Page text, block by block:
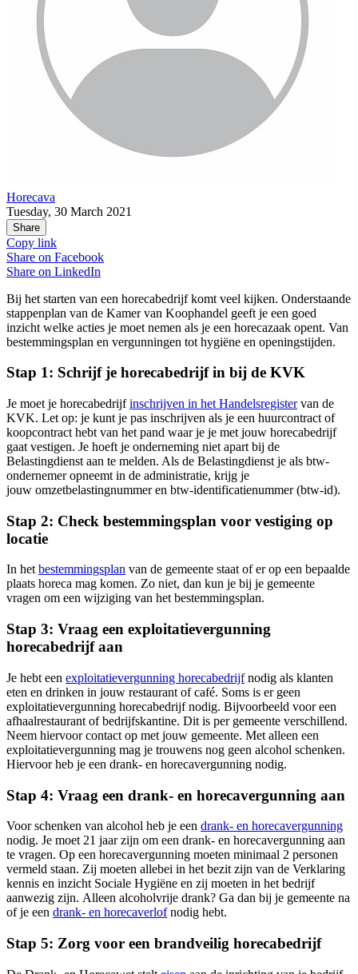
Horecava
Tuesday, 30 March 2021
Share
Copy link
Share on Facebook
Share on LinkedIn
Bij het starten van een horecabedrijf komt veel kijken. Onderstaande
stappenplan van de Kamer van Koophandel geeft je een goed
inzicht welke acties je moet nemen als je een horecazaak opent. Van
bestemmingsplan en vergunningen tot hygiëne en openingstijden.
Stap 1: Schrijf je horecabedrijf in bij de KVK
Je moet je horecabedrijfinschrijven in het Handelsregistervan de
KVK. Let op: je kunt je pas inschrijven als je een huurcontract of
koopcontract hebt van het pand waar je je met jouw horecabedrijf
gaat vestigen. Je hoeft je onderneming niet apart bij de
Belastingdienst aan te melden. Als de Belastingdienst je als btw-
ondernemer opneemt in de administratie, krijg je
jouw omzetbelastingnummer en btw-identificatienummer (btw-id).
Stap 2: Check bestemmingsplan voor vestiging op
locatie
In hetbestemmingsplan van de gemeente staat of er op een bepaalde
plaats horeca mag komen. Zo niet, dan kun je bij je gemeente
vragen om een wijziging van het bestemmingsplan.
Stap 3: Vraag een exploitatievergunning
horecabedrijf aan
Je hebt een exploitatievergunning horecabedrijfnodig als klanten
eten en drinken in jouw restaurant of café. Soms is er geen
exploitatievergunning horecabedrijf nodig. Bijvoorbeeld voor een
afhaalrestaurant of bedrijfskantine. Dit is per gemeente verschillend.
Neem hiervoor contact op met jouw gemeente. Met alleen een
exploitatievergunning mag je trouwens nog geen alcohol schenken.
Hiervoor heb je een drank- en horecavergunning nodig.
Stap 4: Vraag een drank- en horecavergunning aan
Voor schenken van alcohol heb je een drank- en horecavergunning
nodig. Je moet 21 jaar zijn om een drank- en horecavergunning aan
te vragen. Op een horecavergunning moeten minimaal 2 personen
vermeld staan. Zij moeten allebei in het bezit zijn van de Verklaring
kennis en inzicht Sociale Hygiëne en zij moeten in het bedrijf
aanwezig zijn. Alleen alcoholvrije drank? Ga dan bij je gemeente na
of je een drank- en horecaverlofnodig hebt.
Stap 5: Zorg voor een brandveilig horecabedrijf